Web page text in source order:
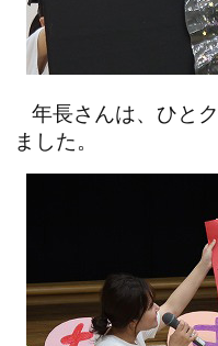
年長さんは、ひと
ました。